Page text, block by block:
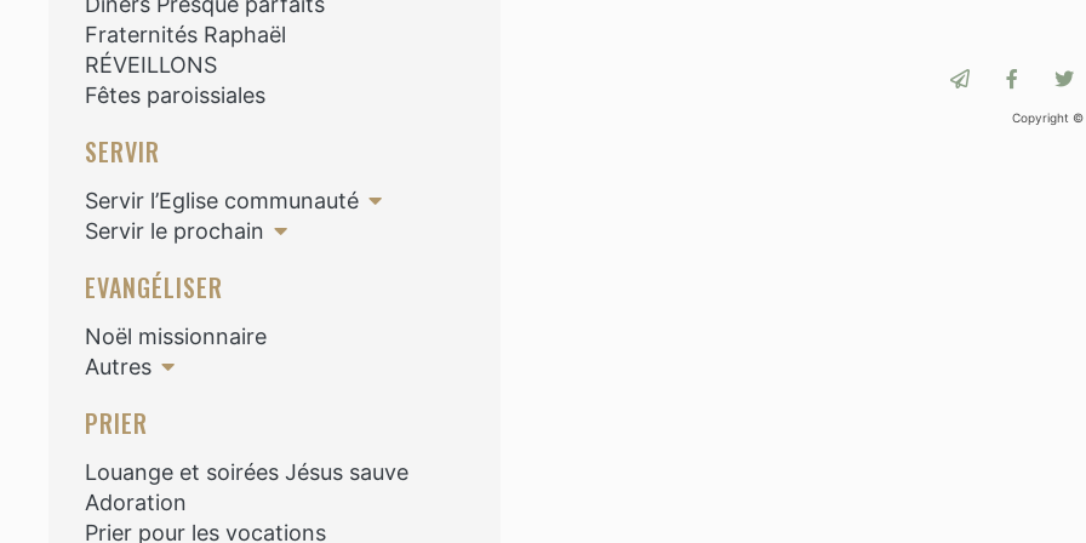
Fraternités Raphaël
RÉVEILLONS
Fêtes paroissiales
SERVIR
Servir l’Eglise communauté
Servir le prochain
EVANGÉLISER
Noël missionnaire
Autres
PRIER
Louange et soirées Jésus sauve
Adoration
Prier pour les vocations
Copyright ©